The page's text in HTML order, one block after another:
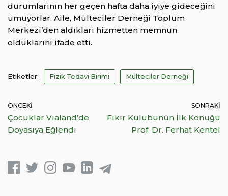
durumlarının her geçen hafta daha iyiye gideceğini
umuyorlar. Aile, Mülteciler Derneği Toplum
Merkezi’den aldıkları hizmetten memnun
olduklarını ifade etti.
Etiketler: Fizik Tedavi Birimi Mülteciler Derneği
ÖNCEKI
Çocuklar Vialand’de
Doyasıya Eğlendi
SONRAKI
Fikir Kulübünün İlk Konuğu
Prof. Dr. Ferhat Kentel